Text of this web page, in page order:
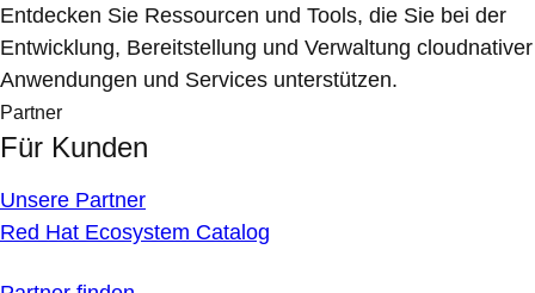
Entdecken Sie Ressourcen und Tools, die Sie bei der
Entwicklung, Bereitstellung und Verwaltung cloudnativer
Anwendungen und Services unterstützen.
Partner
Für Kunden
Unsere Partner
Red Hat Ecosystem Catalog